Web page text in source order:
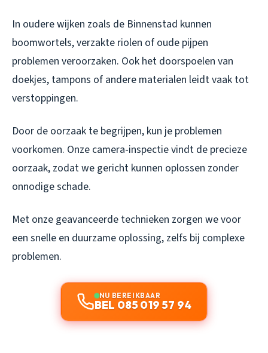
In oudere wijken zoals de Binnenstad kunnen
boomwortels, verzakte riolen of oude pijpen
problemen veroorzaken. Ook het doorspoelen van
doekjes, tampons of andere materialen leidt vaak tot
verstoppingen.
Door de oorzaak te begrijpen, kun je problemen
voorkomen. Onze camera-inspectie vindt de precieze
oorzaak, zodat we gericht kunnen oplossen zonder
onnodige schade.
Met onze geavanceerde technieken zorgen we voor
een snelle en duurzame oplossing, zelfs bij complexe
problemen.
NU BEREIKBAAR
BEL 085 019 57 94